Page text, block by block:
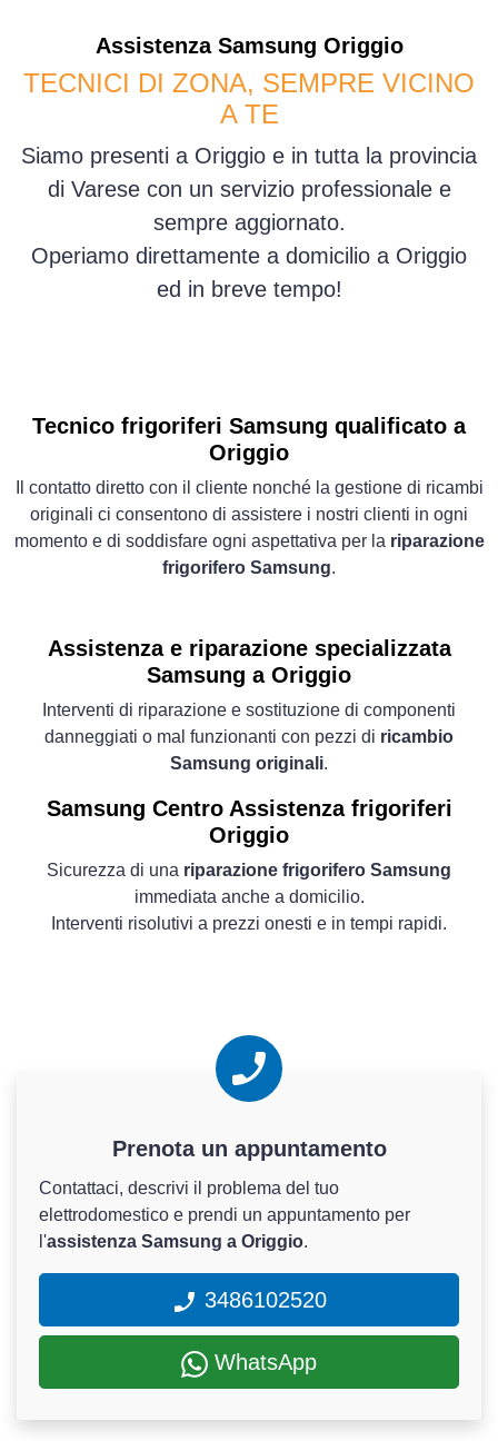
Assistenza Samsung Origgio
TECNICI DI ZONA, SEMPRE VICINO
A TE
Siamo presenti a Origgio e in tutta la provincia
di Varese con un servizio professionale e
sempre aggiornato.
Operiamo direttamente a domicilio a Origgio
ed in breve tempo!
Tecnico frigoriferi Samsung qualificato a
Origgio
Il contatto diretto con il cliente nonché la gestione di ricambi
originali ci consentono di assistere i nostri clienti in ogni
momento e di soddisfare ogni aspettativa per la riparazione
frigorifero Samsung.
Assistenza e riparazione specializzata
Samsung a Origgio
Interventi di riparazione e sostituzione di componenti
danneggiati o mal funzionanti con pezzi di ricambio
Samsung originali.
Samsung Centro Assistenza frigoriferi
Origgio
Sicurezza di una riparazione frigorifero Samsung
immediata anche a domicilio.
Interventi risolutivi a prezzi onesti e in tempi rapidi.
Prenota un appuntamento
Contattaci, descrivi il problema del tuo
elettrodomestico e prendi un appuntamento per
l'assistenza Samsung a Origgio.
3486102520
WhatsApp